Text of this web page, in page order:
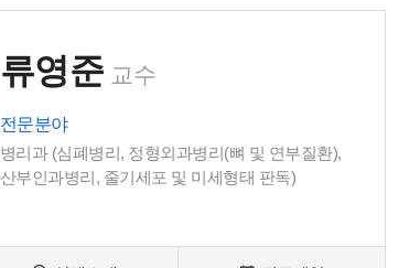
류영준 교수
전문분야
병리과 (심폐병리, 정형외과병리(뼈 및 연부질환),
산부인과병리, 줄기세포 및 미세형태 판독)